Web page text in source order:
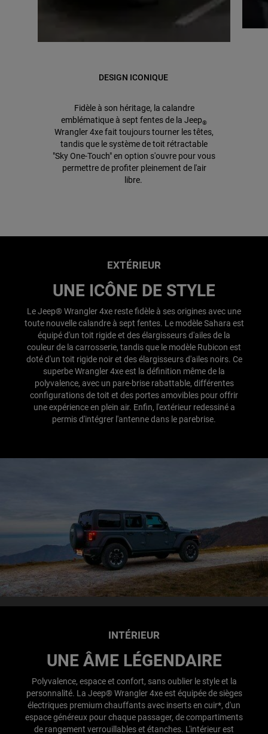
DESIGN ICONIQUE
Fidèle à son héritage, la calandre
emblématique à sept fentes de la Jeep®
Wrangler 4xe fait toujours tourner les têtes,
tandis que le système de toit rétractable
"Sky One-Touch" en option s'ouvre pour vous
permettre de profiter pleinement de l'air
libre.
EXTÉRIEUR
UNE ICÔNE DE STYLE
Le Jeep® Wrangler 4xe reste fidèle à ses origines avec une
toute nouvelle calandre à sept fentes. Le modèle Sahara est
équipé d'un toit rigide et des élargisseurs d'ailes de la
couleur de la carrosserie, tandis que le modèle Rubicon est
doté d'un toit rigide noir et des élargisseurs d'ailes noirs. Ce
superbe Wrangler 4xe est la définition même de la
polyvalence, avec un pare-brise rabattable, différentes
configurations de toit et des portes amovibles pour offrir
une expérience en plein air. Enfin, l'extérieur redessiné a
permis d'intégrer l'antenne dans le parebrise.
INTÉRIEUR
UNE ÂME LÉGENDAIRE
Polyvalence, espace et confort, sans oublier le style et la
personnalité. La Jeep® Wrangler 4xe est équipée de sièges
électriques premium chauffants avec inserts en cuir*, d'un
espace généreux pour chaque passager, de compartiments
de rangement verrouillables et étanches. L'intérieur est